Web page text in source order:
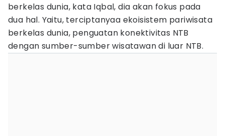
berkelas dunia, kata Iqbal, dia akan fokus pada
dua hal. Yaitu, terciptanyaa ekoisistem pariwisata
berkelas dunia, penguatan konektivitas NTB
dengan sumber-sumber wisatawan di luar NTB.